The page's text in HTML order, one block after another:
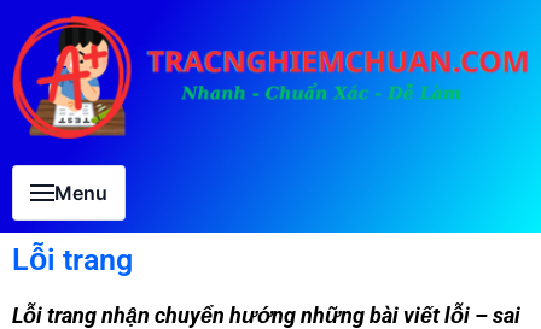
Menu
Lỗi trang
Lỗi trang nhận chuyển hướng những bài viết lỗi – sai